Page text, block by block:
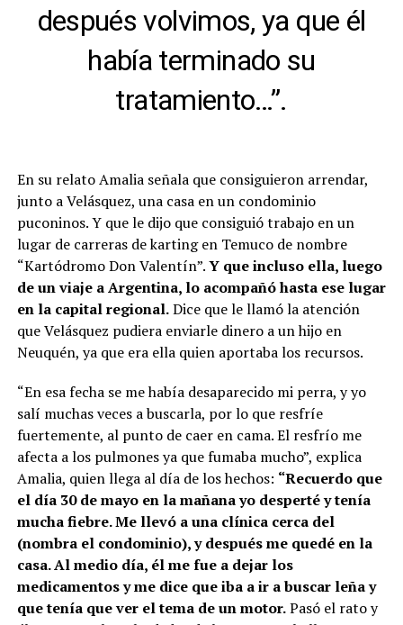
después volvimos, ya que él
había terminado su
tratamiento…”.
En su relato Amalia señala que consiguieron arrendar,
junto a Velásquez, una casa en un condominio
puconinos. Y que le dijo que consiguió trabajo en un
lugar de carreras de karting en Temuco de nombre
“Kartódromo Don Valentín”.Y que incluso ella, luego
de un viaje a Argentina, lo acompañó hasta ese lugar
en la capital regional.Dice que le llamó la atención
que Velásquez pudiera enviarle dinero a un hijo en
Neuquén, ya que era ella quien aportaba los recursos.
“En esa fecha se me había desaparecido mi perra, y yo
salí muchas veces a buscarla, por lo que resfríe
fuertemente, al punto de caer en cama. El resfrío me
afecta a los pulmones ya que fumaba mucho”, explica
Amalia, quien llega al día de los hechos: “Recuerdo que
el día 30 de mayo en la mañana yo desperté y tenía
mucha fiebre. Me llevó a una clínica cerca del
(nombra el condominio), y después me quedé en la
casa. Al medio día, él me fue a dejar los
medicamentos y me dice que iba a ir a buscar leña y
que tenía que ver el tema de un motor.Pasó el rato y